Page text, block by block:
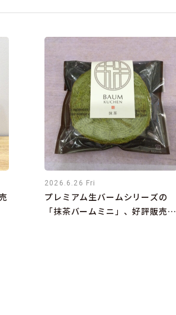
2026.6.26 Fri
プレミアム生バームシリーズの
「抹茶バームミニ」、好評販売中